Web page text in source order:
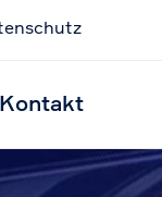
Kontakt